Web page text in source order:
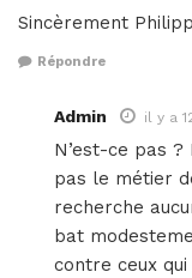
Sincèrement
Répondre
Admin il y a
N’est-ce pas
pas le métier
recherche
bat
contre ceux